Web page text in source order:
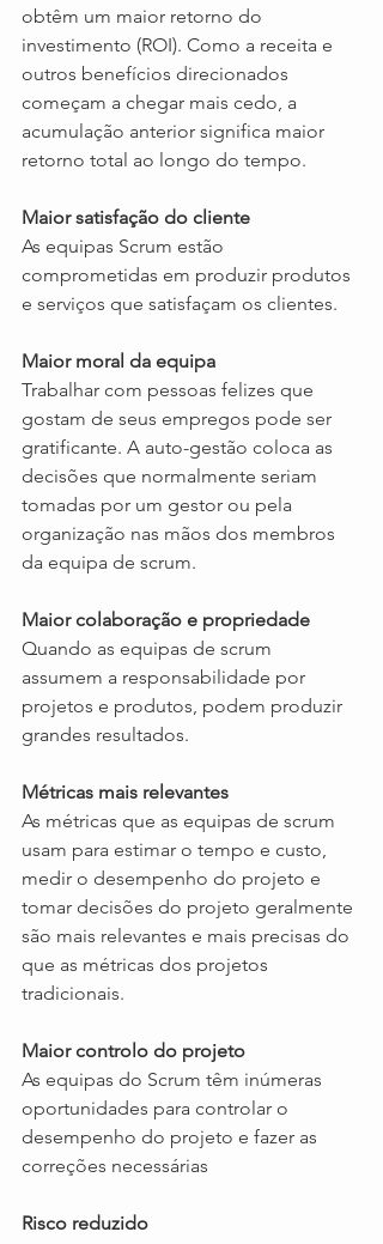
obtêm um maior retorno do
investimento (ROI). Como a receita e
outros benefícios direcionados
começam a chegar mais cedo, a
acumulação anterior significa maior
retorno total ao longo do tempo.
Maior satisfação do cliente
As equipas Scrum estão
comprometidas em produzir produtos
e serviços que satisfaçam os clientes.
Maior moral da equipa
Trabalhar com pessoas felizes que
gostam de seus empregos pode ser
gratificante. A auto-gestão coloca as
decisões que normalmente seriam
tomadas por um gestor ou pela
organização nas mãos dos membros
da equipa de scrum.
Maior colaboração e propriedade
Quando as equipas de scrum
assumem a responsabilidade por
projetos e produtos, podem produzir
grandes resultados.
Métricas mais relevantes
As métricas que as equipas de scrum
usam para estimar o tempo e custo,
medir o desempenho do projeto e
tomar decisões do projeto geralmente
são mais relevantes e mais precisas do
que as métricas dos projetos
tradicionais.
Maior controlo do projeto
As equipas do Scrum têm inúmeras
oportunidades para controlar o
desempenho do projeto e fazer as
correções necessárias
Risco reduzido